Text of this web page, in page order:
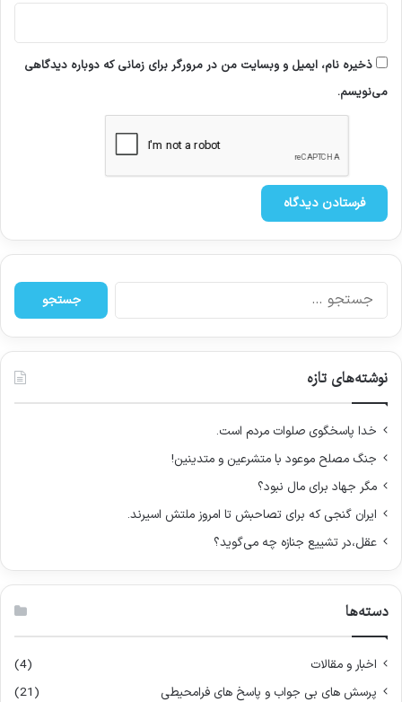
ذخیره نام، ایمیل و وبسایت من در مرورگر برای زمانی که دوباره دیدگاهی
می‌نویسم.
ج
س
ج
ر
نوشته‌های تازه
خدا پاسخگوی صلوات مردم است.
جنگ مصلح موعود با متشرعین و متدینین!
مگر جهاد برای مال نبود؟
ایران گنجی که برای تصاحبش تا امروز ملتش اسیرند.
عقل،در تشییع جنازه چه می‌گوید؟
دسته‌ها
اخبار و مقالات
(4)
پرسش های بی جواب و پاسخ های فرامحیطی
(21)